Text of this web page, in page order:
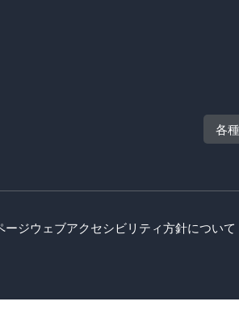
各
ージウェブアクセシビリティ方針について